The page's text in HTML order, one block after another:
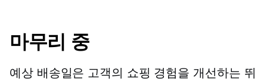
마무리 중
예상 배송일은 고객의 쇼핑 경험을 개선하는 뛰